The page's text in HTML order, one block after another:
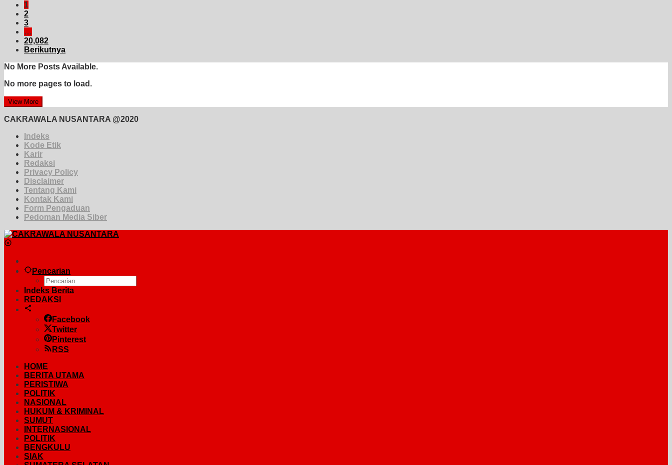
1
2
3
…
20,082
Berikutnya
No More Posts Available.
No more pages to load.
View More
CAKRAWALA NUSANTARA @2020
Indeks
Kode Etik
Karir
Redaksi
Privacy Policy
Disclaimer
Tentang Kami
Kontak Kami
Form Pengaduan
Pedoman Media Siber
Pencarian
Indeks Berita
REDAKSI
Facebook
Twitter
Pinterest
RSS
HOME
BERITA UTAMA
PERISTIWA
POLITIK
NASIONAL
HUKUM & KRIMINAL
SUMUT
INTERNASIONAL
POLITIK
BENGKULU
SIAK